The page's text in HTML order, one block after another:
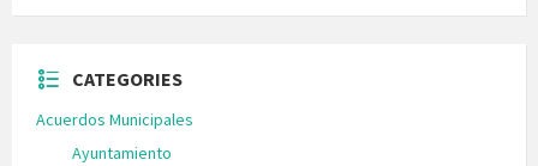
CATEGORIES
Acuerdos Municipales
Ayuntamiento